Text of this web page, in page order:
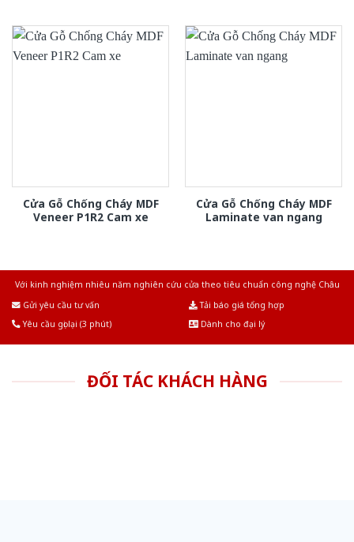
Cửa Gỗ Chống Cháy MDF
Veneer P1R2 Cam xe
Cửa Gỗ Chống Cháy MDF
Laminate van ngang
Với kinh nghiệm nhiêu năm nghiên cứu cửa theo tiêu chuẩn công nghệ Châu
Gửi yêu cầu tư vấn
Tải báo giá tổng hợp
Yêu cầu gọi lại (3 phút)
Dành cho đại lý
ĐỐI TÁC KHÁCH HÀNG